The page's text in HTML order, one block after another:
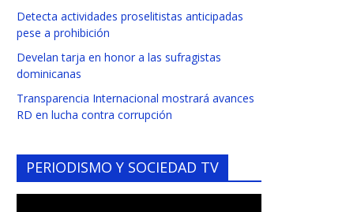
Detecta actividades proselitistas anticipadas
pese a prohibición
Develan tarja en honor a las sufragistas
dominicanas
Transparencia Internacional mostrará avances
RD en lucha contra corrupción
PERIODISMO Y SOCIEDAD TV